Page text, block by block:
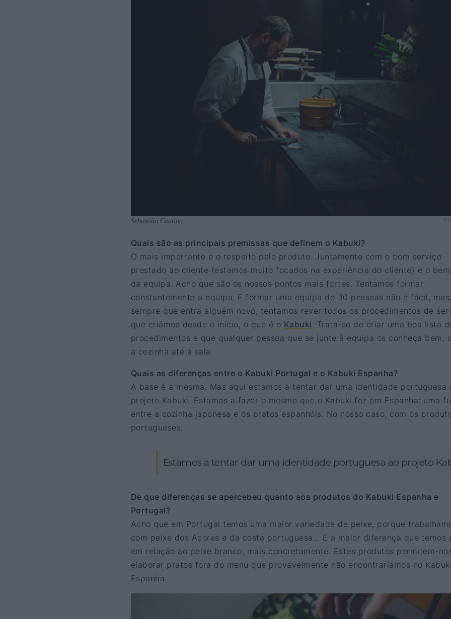
Sebastião Coutino ©
Quais são as principais premissas que definem o Kabuki?
O mais importante é o respeito pelo produto. Juntamente com o bom serviço
prestado ao cliente (estamos muito focados na experiência do cliente) e o
da equipa. Acho que são os nossos pontos mais fortes. Tentamos formar
constantemente a equipa. E formar uma equipa de 30 pessoas não é fácil,
sempre que entra alguém novo, tentamos rever todos os procedimentos de
que criámos desde o início, o que é o Kabuki. Trata-se de criar uma boa lista
procedimentos e que qualquer pessoa que se junte à equipa os conheça bem,
a cozinha até à sala.
Quais as diferenças entre o Kabuki Portugal e o Kabuki Espanha?
A base é a mesma. Mas aqui estamos a tentar dar uma identidade portuguesa
projeto Kabuki. Estamos a fazer o mesmo que o Kabuki fez em Espanha: uma
entre a cozinha japonesa e os pratos espanhóis. No nosso caso, com os
portugueses.
Estamos a tentar dar uma identidade portuguesa ao projeto
De que diferenças se apercebeu quanto aos produtos do Kabuki Espanha e
Portugal?
Acho que em Portugal temos uma maior variedade de peixe, porque
com peixe dos Açores e da costa portuguesa... E a maior diferença que temos
em relação ao peixe branco, mais concretamente. Estes produtos permitem-
elaborar pratos fora do menu que provavelmente não encontraríamos no
Espanha.